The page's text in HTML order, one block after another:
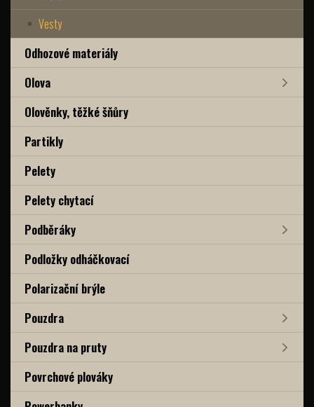
Vesty
Odhozové materiály
Olova
Olověnky, těžké šňůry
Partikly
Pelety
Pelety chytací
Podběráky
Podložky odháčkovací
Polarizační brýle
Pouzdra
Pouzdra na pruty
Povrchové plováky